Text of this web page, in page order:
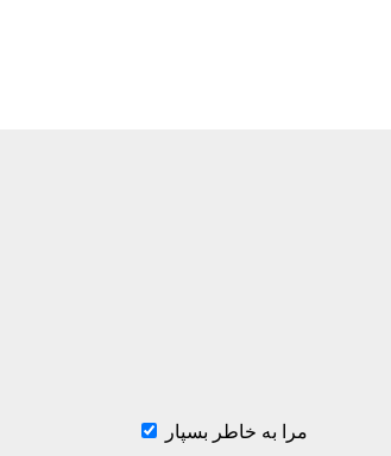
مرا به خاطر بسپار